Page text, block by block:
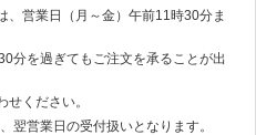
営業日（月～金）午前11時30分ま
分を過ぎてもご注文を承ることが出
ください。
翌営業日の受付扱いとなります。